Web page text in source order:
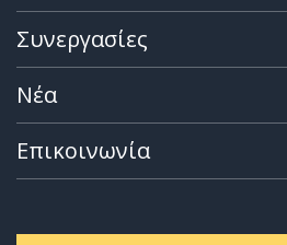
Συνεργασίες
Νέα
Επικοινωνία